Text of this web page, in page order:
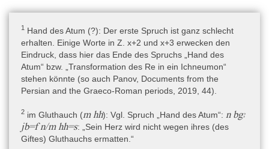
Horusstelentext A:Reaktive/kurative Magie, Horus-Sched, Thoth;
dwꜣ
Ein von Thoth ausgesprochener Spruch zur „Verehrung“ des
Horus, um ihn zu „verklären“. Die Ich-Person (Thoth als Magier)
begrüßt den jugendlichen Horus und bittet ihn, dass er mit seiner
Magie und seinen Zaubersprüchen kommen möge, um die
gefährlichen Tiere in der Wüste, im Wasser und in den Höhlen
gemacht) und um das Gift im Patienten zu beschwören. Wenn
das Gift gegen Horus (als Patienten) vorgehen sollte, dann soll er
(Horus mit seiner Magie) umgekehrt gegen das Gift vorgehen. Er
1 Hand des Atum (?): Der erste Spruch ist ganz schlecht
erhalten. Einige Worte in Z. x+2 und x+3 erwecken den
Eindruck, dass hier das Ende des Spruchs „Hand des
Atum“ bzw. „Transformation des Re in ein Ichneumon“
stehen könnte (so auch Panov, Documents from the
Persian and the Graeco-Roman periods, 2019, 44).
2 im Gluthauch (m hh): Vgl. Spruch „Hand des Atum“: n bgꜣ
jb=f n/m hh=s: „Sein Herz wird nicht wegen ihres (des
Giftes) Gluthauchs ermatten.“